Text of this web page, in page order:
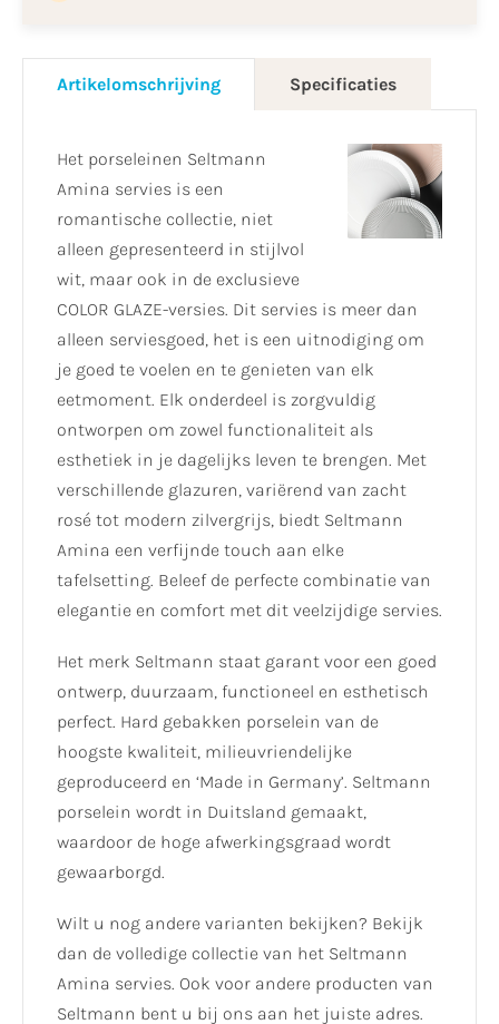
Artikelomschrijving Specificaties
Het porseleinen Seltmann
Amina servies is een
romantische collectie, niet
alleen gepresenteerd in stijlvol
wit, maar ook in de exclusieve
COLOR GLAZE-versies. Dit servies is meer dan
alleen serviesgoed, het is een uitnodiging om
je goed te voelen en te genieten van elk
eetmoment. Elk onderdeel is zorgvuldig
ontworpen om zowel functionaliteit als
esthetiek in je dagelijks leven te brengen. Met
verschillende glazuren, variërend van zacht
rosé tot modern zilvergrijs, biedt Seltmann
Amina een verfijnde touch aan elke
tafelsetting. Beleef de perfecte combinatie van
elegantie en comfort met dit veelzijdige servies.
Het merk Seltmann staat garant voor een goed
ontwerp, duurzaam, functioneel en esthetisch
perfect. Hard gebakken porselein van de
hoogste kwaliteit, milieuvriendelijke
geproduceerd en ‘Made in Germany’. Seltmann
porselein wordt in Duitsland gemaakt,
waardoor de hoge afwerkingsgraad wordt
gewaarborgd.
Wilt u nog andere varianten bekijken? Bekijk
dan de volledige collectie van het Seltmann
Amina servies. Ook voor andere producten van
Seltmann bent u bij ons aan het juiste adres.